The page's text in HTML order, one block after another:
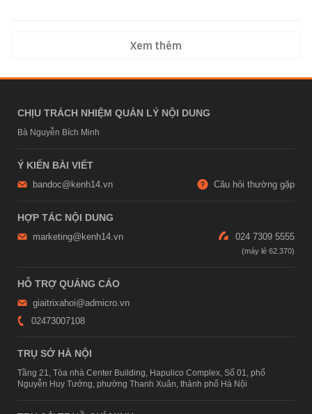
Xem thêm
CHỊU TRÁCH NHIỆM QUẢN LÝ NỘI DUNG
Bà Nguyễn Bích Minh
Ý KIẾN BÀI VIẾT
bandoc@kenh14.vn Câu hỏi thường gặp
HỢP TÁC NỘI DUNG
marketing@kenh14.vn 024 7309 5555
HỖ TRỢ QUẢNG CÁO
giaitrixahoi@admicro.vn
02473007108
TRỤ SỞ HÀ NỘI
Tầng 21, Tòa nhà Center Building, Hapulico Complex, Số 01, phố
Nguyễn Huy Tưởng, phường Thanh Xuân, thành phố Hà Nội